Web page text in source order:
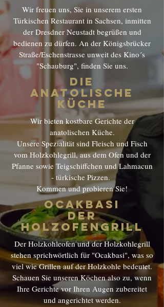
Wir freuen uns, Sie in unserem ersten
Türkischen Restaurant in Sachsen, inmitten
der Dresdner Neustadt begrüßen und
bedienen zu dürfen. An der Königsbrücker
Straße/Eschenstrasse unweit des Kino´s
"Schauburg", finden Sie uns.
die
anatolische
küche
Wir bieten kostbare Gerichte der
anatolischen Küche.
Unsere Spezialität sind Fleisch und Fisch
vom Holzkohlegrill, aus dem Ofen und der
Pfanne sowie Teigschiffchen und Lahmacun
- türkische Pizzen.
Kommen und probieren Sie!
ocakbasi
der
Holzofengrill
Der Holzkohleofen und der Holzkohlegrill
stehen sprichwörtlich für "Ocakbasi", was so
viel wie Grillen auf der Holzkohle bedeutet.
Schauen Sie unseren Köchen also zu, wenn
Ihre Gerichte vor Ihren Augen zubereitet
und angerichtet werden.